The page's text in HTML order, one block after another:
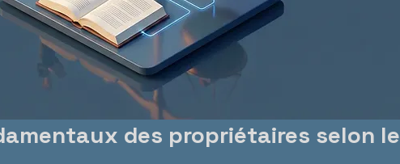
des propriétaires selon le